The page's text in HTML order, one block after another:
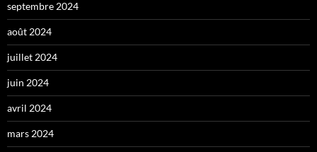
septembre 2024
août 2024
juillet 2024
juin 2024
avril 2024
mars 2024